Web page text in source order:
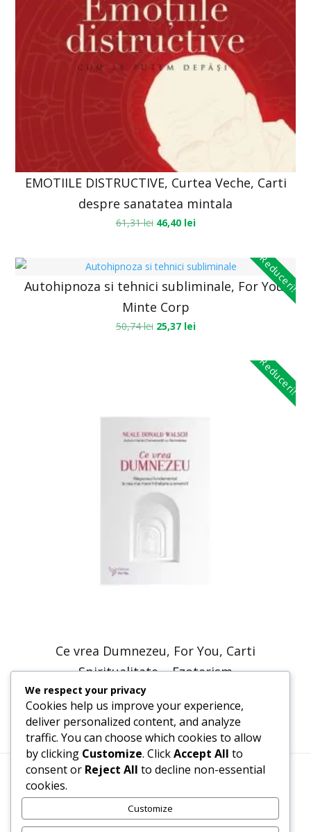
EMOTIILE DISTRUCTIVE, Curtea Veche, Carti
despre sanatatea mintala
61,31lei 46,40 lei
Reduceri!
Autohipnoza si tehnici subliminale, For You,
Minte Corp
50,74lei 25,37 lei
Reduceri!
Ce vrea Dumnezeu, For You, Carti
Spiritualitate – Ezoterism
40,17lei
Termeni, Condiții & Protecția Datelor (GDPR)
We respect your privacy
Cookies help us improve your experience,
deliver personalized content, and analyze
traffic. You can choose which cookies to allow
by clicking Customize. ClickAccept All to
consent or Reject All to decline non-essential
cookies.
Customize